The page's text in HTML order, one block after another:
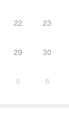
22 23
29 30
5 6